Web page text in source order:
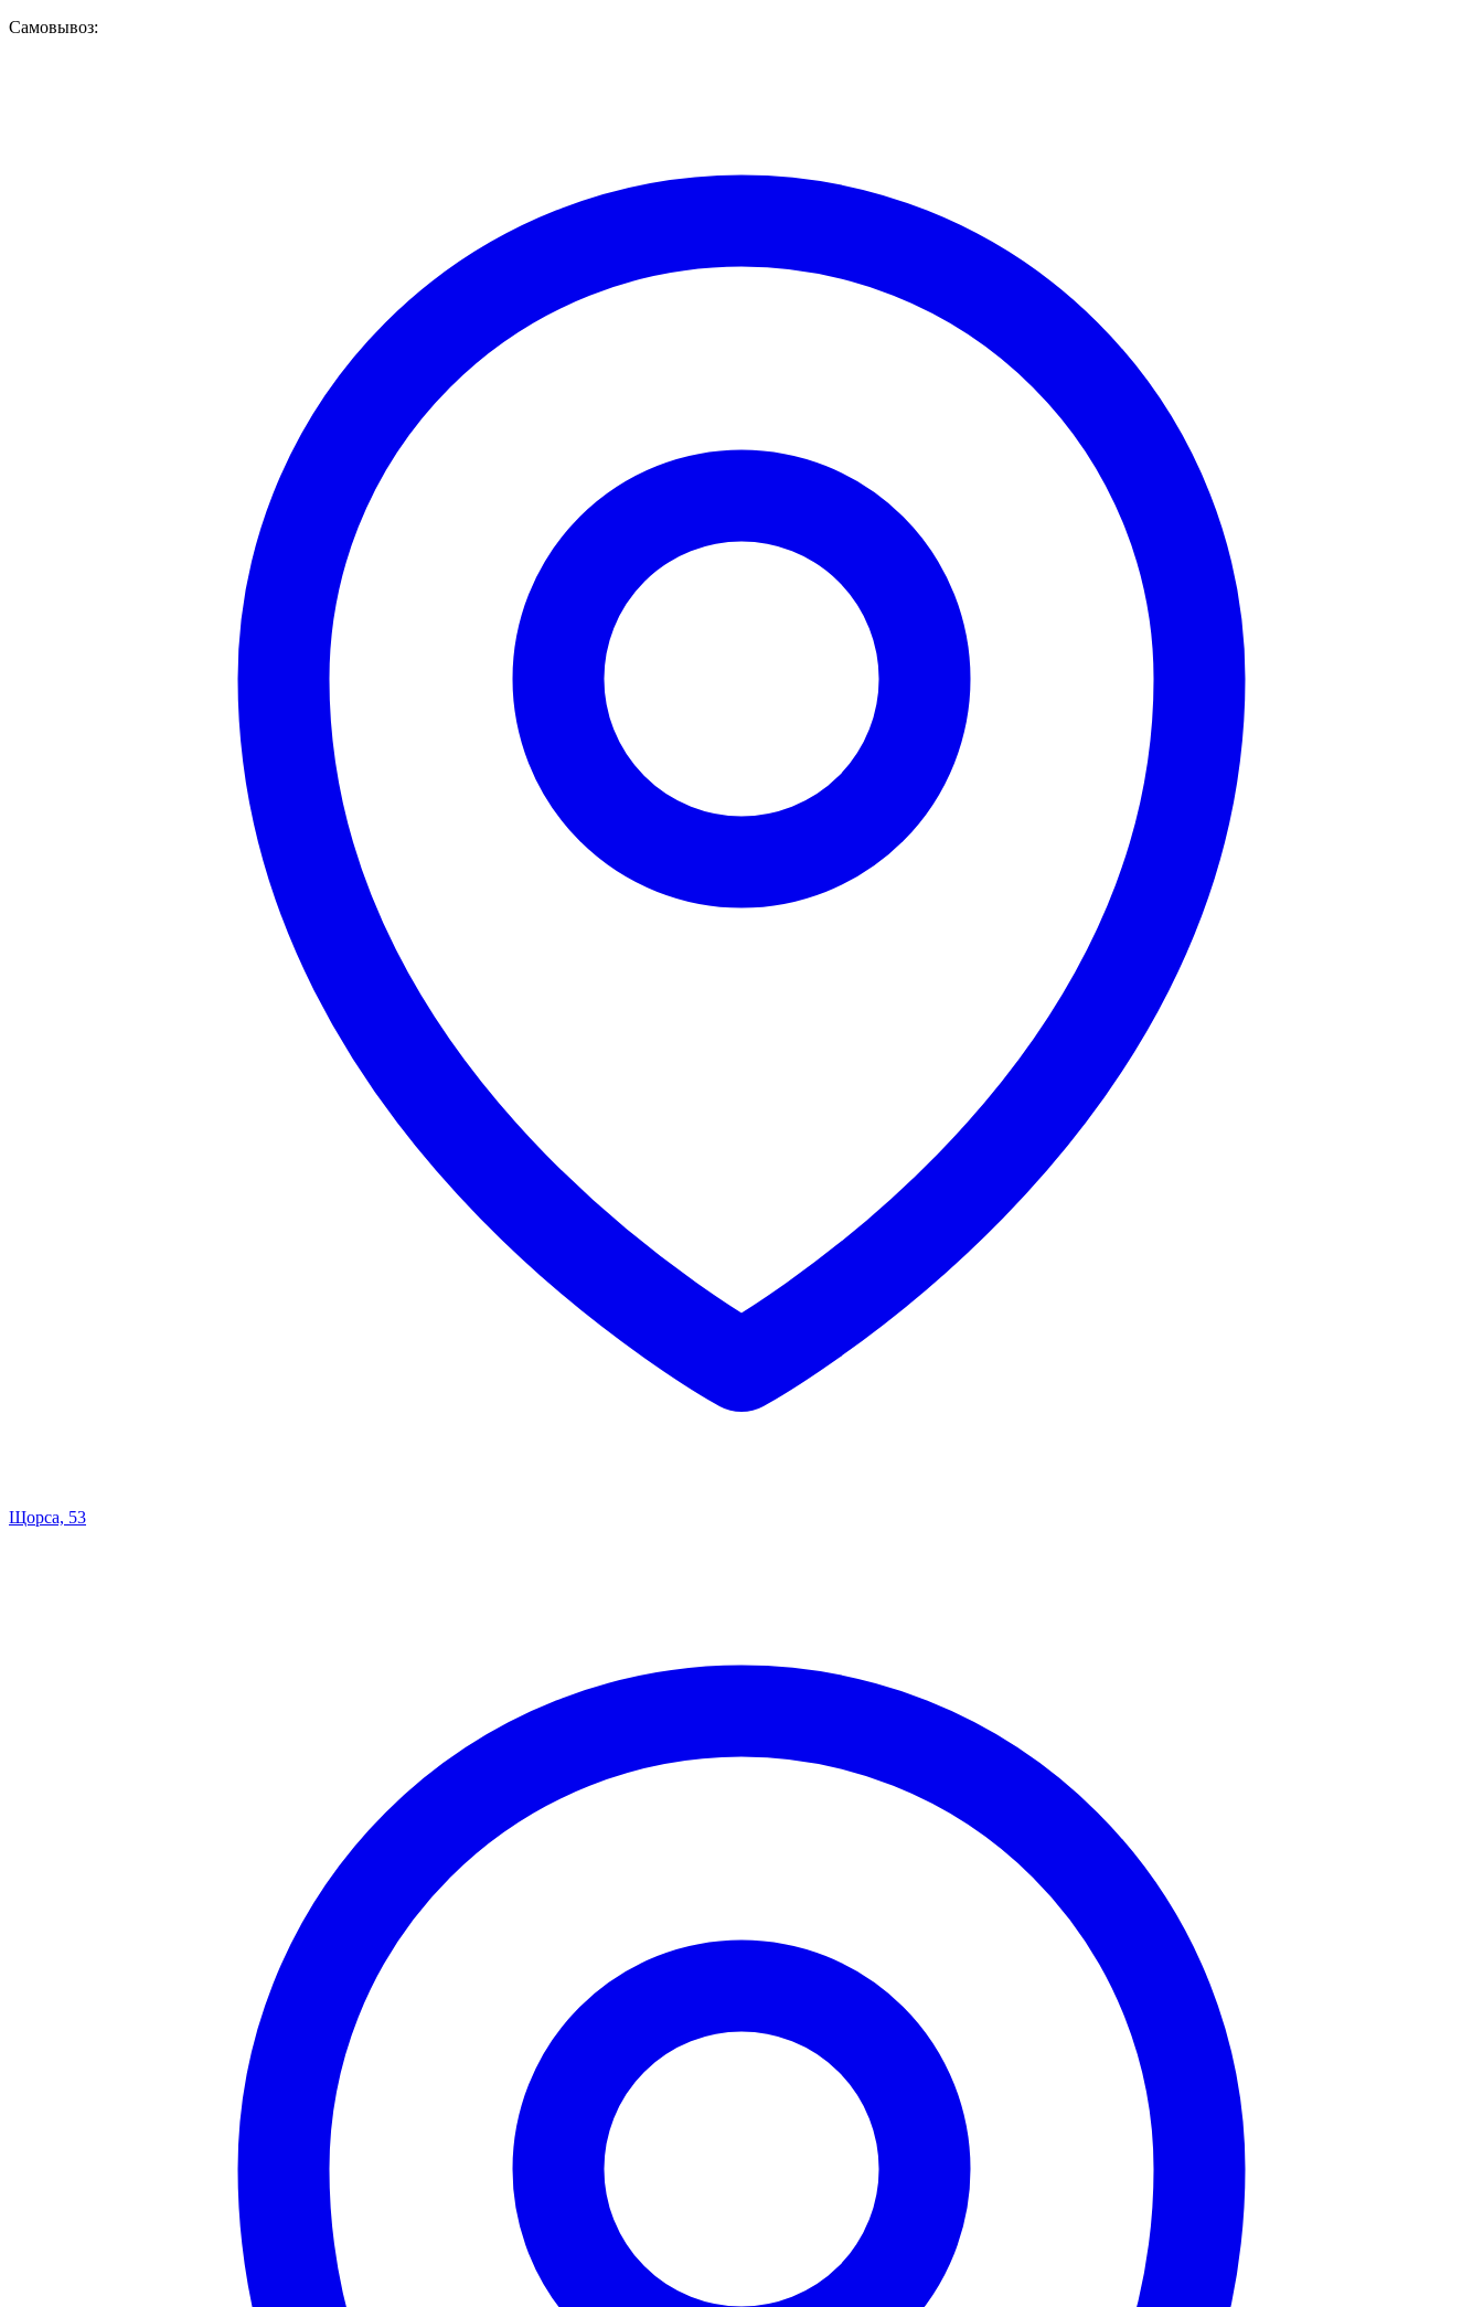
Самовывоз:
Щорса, 53